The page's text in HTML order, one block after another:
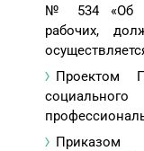
№ 534 «Об
рабочих,
Проектом
Приказом